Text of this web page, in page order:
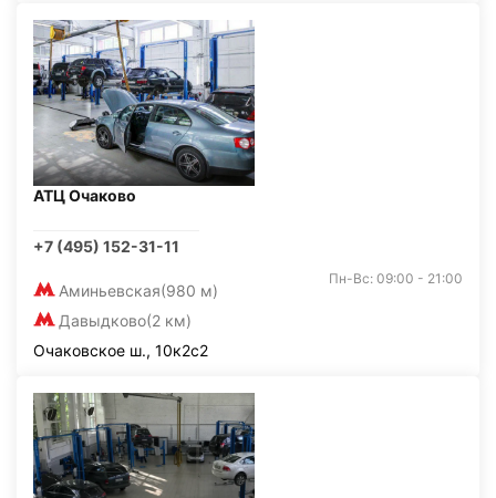
АТЦ Очаково
+7 (495) 152-31-11
Аминьевская(980 м)
Давыдково(2 км)
Пн-Вс: 09:00 - 21:00
Очаковское ш., 10к2с2